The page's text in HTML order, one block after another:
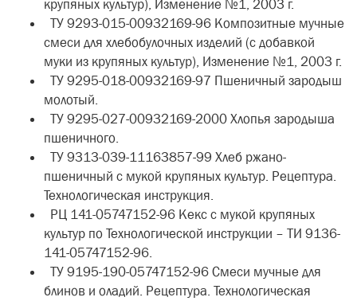
крупяных культур), Изменение №1, 2003 г.
ТУ 9293-015-00932169-96 Композитные мучные
смеси для хлебобулочных изделий (с добавкой
муки из крупяных культур), Изменение №1, 2003 г.
ТУ 9295-018-00932169-97 Пшеничный зародыш
молотый.
ТУ 9295-027-00932169-2000 Хлопья зародыша
пшеничного.
ТУ 9313-039-11163857-99 Хлеб ржано-
пшеничный с мукой крупяных культур. Рецептура.
Технологическая инструкция.
РЦ 141-05747152-96 Кекс с мукой крупяных
культур по Технологической инструкции – ТИ 9136-
141-05747152-96.
ТУ 9195-190-05747152-96 Смеси мучные для
блинов и оладий. Рецептура. Технологическая